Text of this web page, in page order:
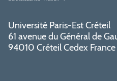
Université Paris-Est Créteil
61 avenue du Général de
94010 Créteil Cedex France